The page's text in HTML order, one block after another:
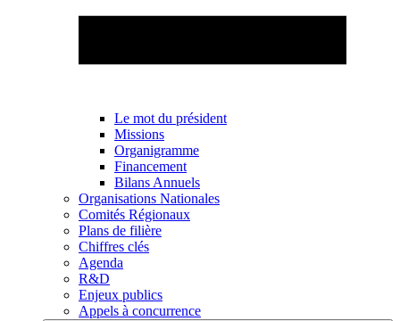
Le mot du président
Missions
Organigramme
Financement
Bilans Annuels
Organisations Nationales
Comités Régionaux
Plans de filière
Chiffres clés
Agenda
R&D
Enjeux publics
Appels à concurrence